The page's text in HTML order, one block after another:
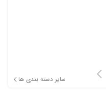
سایر دسته بندی ها